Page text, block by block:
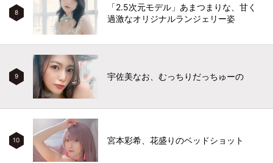
8
「2.5次元モデル」あまつまりな、甘く
過激なオリジナルランジェリー姿
9 宇佐美なお、むっちりだっちゅーの
10 宮本彩希、花盛りのベッドショット